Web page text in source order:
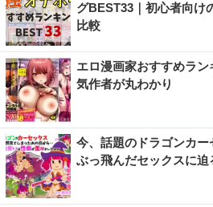
グBEST33｜初心者向け
比較
エロ漫画家おすすめラ
気作者が丸わかり
今、話題のドラゴンカ
ぶっ飛んだセックスに迫